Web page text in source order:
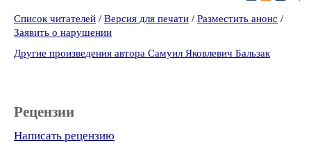
Список читателей / Версия для печати / Разместить анонс /
Заявить о нарушении
Другие произведения автора Самуил Яковлевич Бальзак
Рецензии
Написать рецензию